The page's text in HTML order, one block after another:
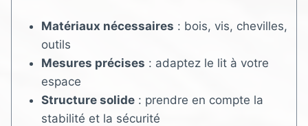
Matériaux nécessaires : bois, vis, chevilles,
outils
Mesures précises : adaptez le lit à votre
espace
Structure solide: prendre en compte la
stabilité et la sécurité